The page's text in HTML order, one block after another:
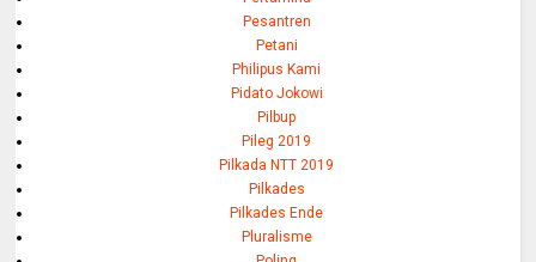
Pesantren
Petani
Philipus Kami
Pidato Jokowi
Pilbup
Pileg 2019
Pilkada NTT 2019
Pilkades
Pilkades Ende
Pluralisme